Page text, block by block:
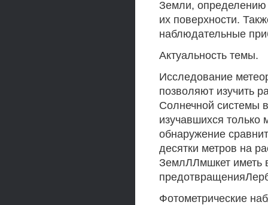
Земли, определению
их поверхности.
наблюдательные
Актуальность темы.
Исследование
позволяют изучить
Солнечной системы
изучавшихся только
обнаружение
десятки метров на
ЗемлЛЛмшкет иметь
Фотометрические